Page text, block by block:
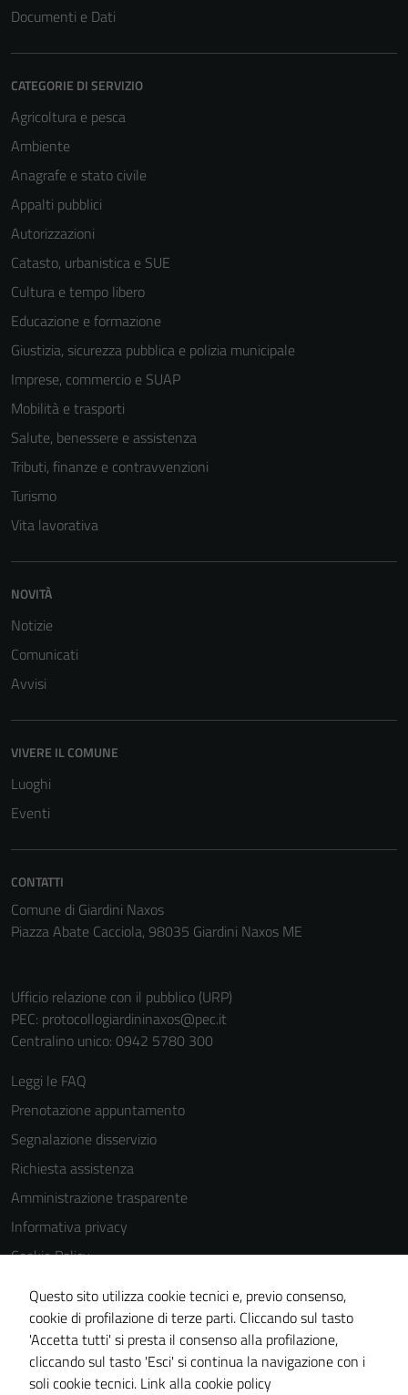
Documenti e Dati
CATEGORIE DI SERVIZIO
Agricoltura e pesca
Ambiente
Anagrafe e stato civile
Appalti pubblici
Autorizzazioni
Catasto, urbanistica e SUE
Cultura e tempo libero
Educazione e formazione
Giustizia, sicurezza pubblica e polizia municipale
Imprese, commercio e SUAP
Mobilità e trasporti
Salute, benessere e assistenza
Tributi, finanze e contravvenzioni
Turismo
Vita lavorativa
NOVITÀ
Notizie
Comunicati
Avvisi
VIVERE IL COMUNE
Luoghi
Eventi
CONTATTI
Comune di Giardini Naxos
Piazza Abate Cacciola, 98035 Giardini Naxos ME
Ufficio relazione con il pubblico (URP)
PEC: protocollogiardininaxos@pec.it
Centralino unico: 0942 5780 300
Leggi le FAQ
Prenotazione appuntamento
Segnalazione disservizio
Richiesta assistenza
Amministrazione trasparente
Informativa privacy
Cookie Policy
Note legali
Dichiarazione di accessibilità
Obiettivi di accessibilità
Piano di miglioramento del sito
Questo sito utilizza cookie tecnici e, previo consenso,
cookie di profilazione di terze parti. Cliccando sul tasto
'Accetta tutti' si presta il consenso alla profilazione,
cliccando sul tasto 'Esci' si continua la navigazione con i
soli cookie tecnici. Link alla cookie policy
sono necessari